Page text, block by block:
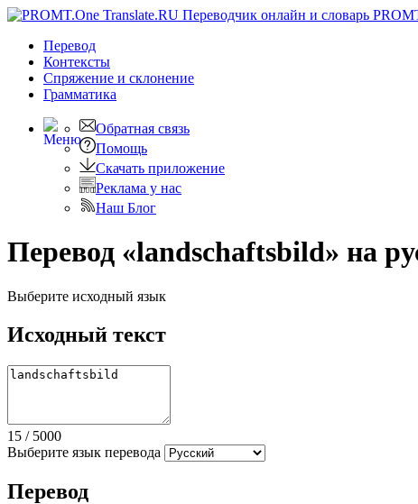
Перевод
Контексты
Спряжение и склонение
Грамматика
Обратная связь
Помощь
Скачать приложение
Реклама у нас
Наш Блог
Перевод «landschaftsbild» на
Выберите исходный язык
Исходный текст
15 / 5000
Выберите язык перевода
Перевод